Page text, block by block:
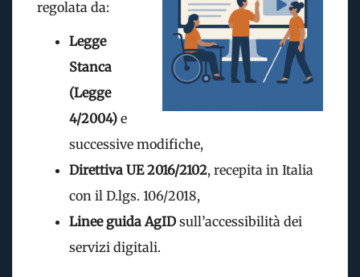
regolata da:
Legge
Stanca
(Legge
4/2004) e
successive modifiche,
Direttiva UE 2016/2102, recepita in Italia
con il D.lgs. 106/2018,
Linee guida AgIDsull’accessibilità dei
servizi digitali.